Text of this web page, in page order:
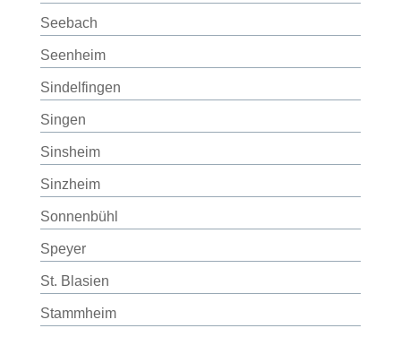
Seebach
Seenheim
Sindelfingen
Singen
Sinsheim
Sinzheim
Sonnenbühl
Speyer
St. Blasien
Stammheim